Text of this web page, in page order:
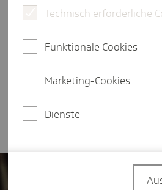
Für eine gute Qualität in der
Patientensicherheit, ist auch
kümmern. Die
unterstützende Ressource
Verbesserung beitragen.
Technisch erforderliche
Funktionale Cookies
Marketing-Cookies
Dienste